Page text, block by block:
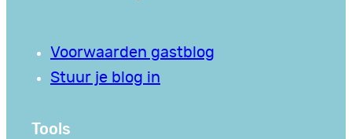
Voorwaarden gastblog
Stuur je blog in
Tools